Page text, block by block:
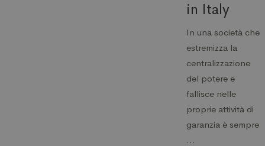
in Italy
In una società che
estremizza la
centralizzazione
del potere e
fallisce nelle
proprie attività di
garanzia è sempre
…